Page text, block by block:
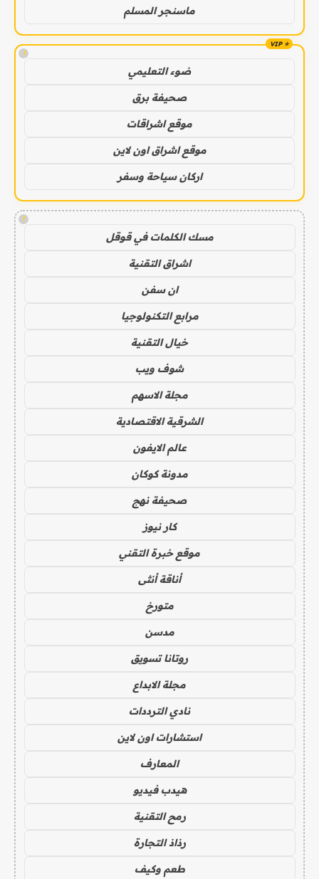
ماسنجر المسلم
!
ضوء التعليمي
صحيفة برق
موقع اشراقات
موقع اشراق اون لاين
اركان سياحة وسفر
!
مسك الكلمات في قوقل
اشراق التقنية
ان سفن
مرابع التكنولوجيا
خيال التقنية
شوف ويب
مجلة الاسهم
الشرقية الاقتصادية
عالم الايفون
مدونة كوكان
صحيفة نهج
كار نيوز
موقع خبرة التقني
أناقة أنثى
متورخ
مدسن
روتانا تسويق
مجلة الابداع
نادي الترددات
استشارات اون لاين
المعارف
هيدب فيديو
رمح التقنية
رذاذ التجارة
طعم وكيف